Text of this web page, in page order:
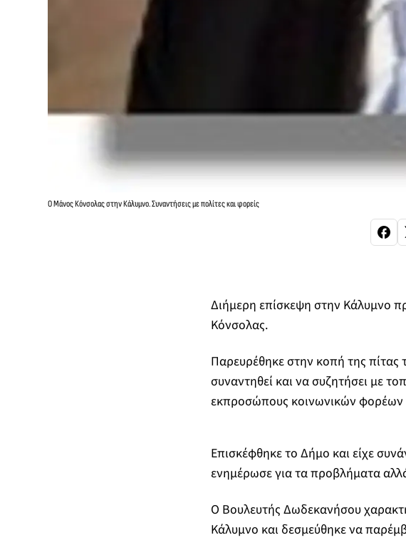
O Mάνος Κόνσολας στην Κάλυμνο. Συναντήσεις με πολίτες και φορείς
Διήμερη επίσκεψη στην Κάλυμνο
Κόνσολας.
Παρευρέθηκε στην κοπή της πίτας
συναντηθεί και να συζητήσει με
εκπροσώπους κοινωνικών φορέων
Επισκέφθηκε το Δήμο και είχε
ενημέρωσε για τα προβλήματα
Ο Βουλευτής Δωδεκανήσου
Κάλυμνο και δεσμεύθηκε να